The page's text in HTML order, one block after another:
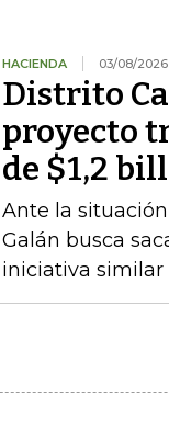
HACIENDA 03/08/2026
Distrito
proyecto
de $1,2
Ante la
Galán busca
iniciativa similar